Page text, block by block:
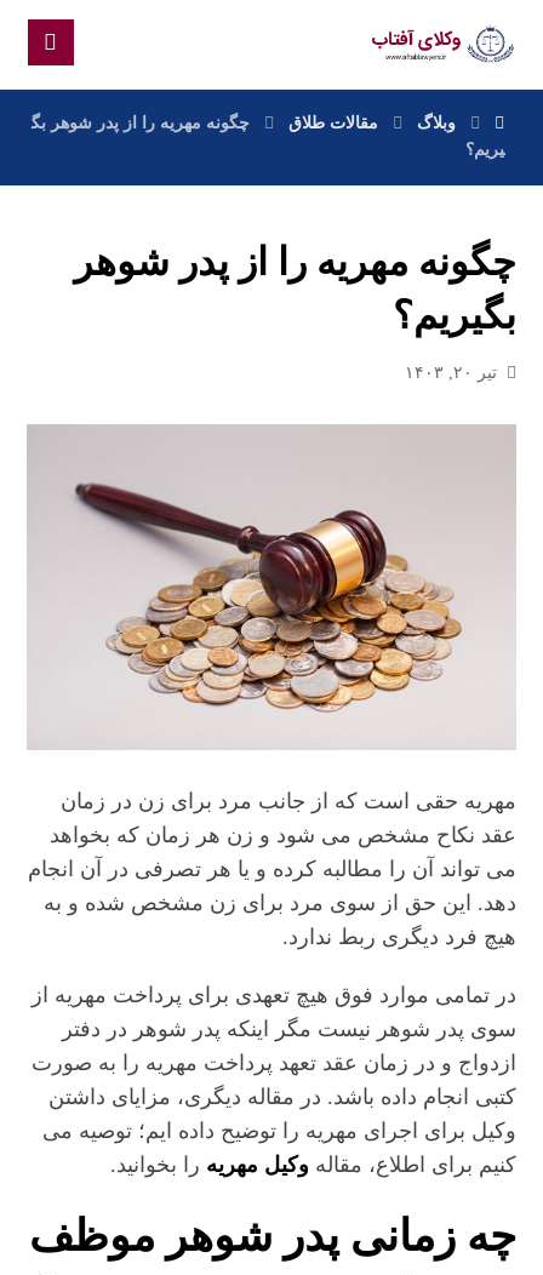
وبلاگ مقالات طلاق
چگونه مهریه را از پدر شوهر بگ
یریم؟
چگونه مهریه را از پدر شوهر
بگیریم؟
تیر ۲۰, ۱۴۰۳
مهریه حقی است که از جانب مرد برای زن در زمان
عقد نکاح مشخص می شود و زن هر زمان که بخواهد
می تواند آن را مطالبه کرده و یا هر تصرفی در آن انجام
دهد. این حق از سوی مرد برای زن مشخص شده و به
هیچ فرد دیگری ربط ندارد.
در تمامی موارد فوق هیچ تعهدی برای پرداخت مهریه از
سوی پدر شوهر نیست مگر اینکه پدر شوهر در دفتر
ازدواج و در زمان عقد تعهد پرداخت مهریه را به صورت
کتبی انجام داده باشد. در مقاله دیگری، مزایای داشتن
وکیل برای اجرای مهریه را توضیح داده ایم؛ توصیه می
کنیم برای اطلاع، مقاله وکیل مهریه را بخوانید.
چه زمانی پدر شوهر موظف